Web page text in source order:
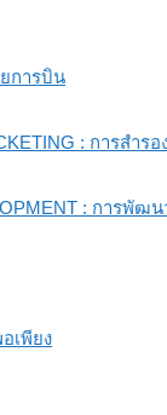
ยการบิน
: การสำ
: การพัฒ
เพียง